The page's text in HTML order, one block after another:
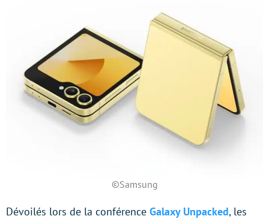
©Samsung
Dévoilés lors de la conférence Galaxy Unpacked, les